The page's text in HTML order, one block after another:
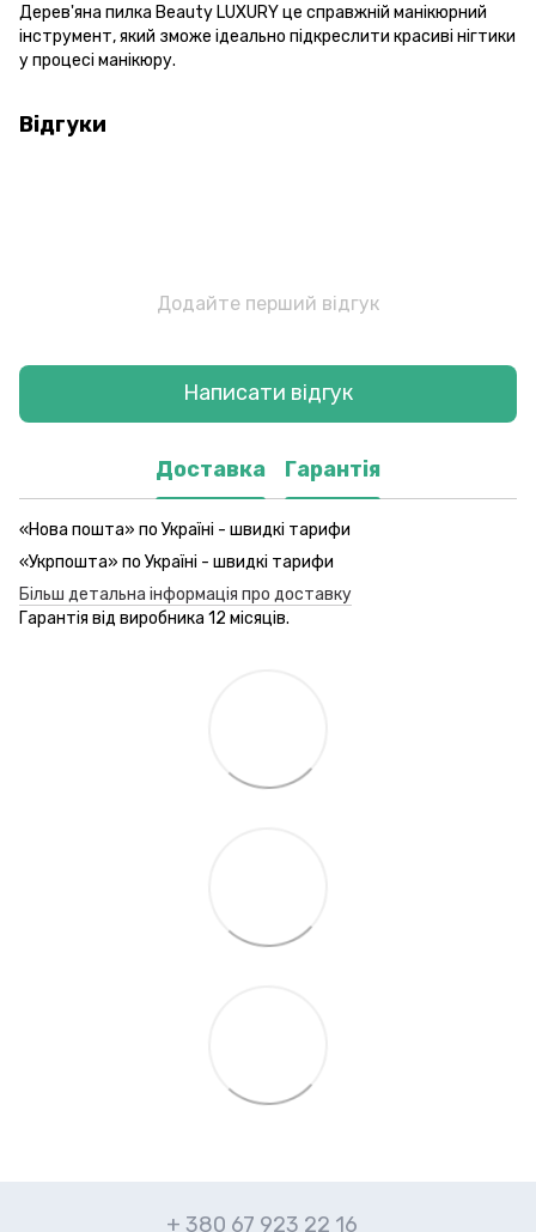
Дерев'яна пилка Beauty LUXURY це справжній манікюрний
інструмент, який зможе ідеально підкреслити красиві нігтики
у процесі манікюру.
Відгуки
Додайте перший відгук
Написати відгук
Доставка Гарантія
«Нова пошта» по Україні - швидкі тарифи
«Укрпошта» по Україні - швидкі тарифи
Більш детальна інформація про доставку
Гарантія від виробника 12 місяців.
+ 380 67 923 22 16